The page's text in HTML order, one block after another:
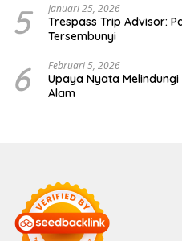
5 Januari 25, 2026
Trespass Trip Advisor:
Tersembunyi
6 Februari 5, 2026
Upaya Nyata
Alam